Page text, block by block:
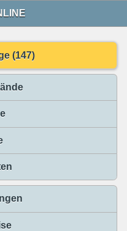
(147)